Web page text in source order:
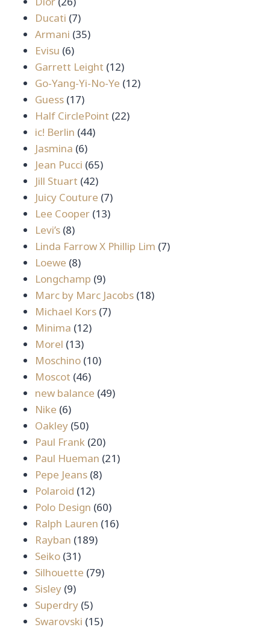
สินค้า
Ducati 77
สินค้า
Armani 3535
Evisu 66
สินค้า
Garrett Leight 1212
สินค้า
Go-Yang-Yi-No-Ye 1212
Guess 1717
สินค้า
Half CirclePoint 2222
ic! Berlin 4444
Jasmina 66
สินค้า
Jean Pucci 6565
Jill Stuart 4242
สินค้า
Juicy Couture 77
สินค้า
Lee Cooper 1313
Levi’s 88
สินค้า
Linda Farrow X Phillip Lim 77
Loewe 88
สินค้า
Longchamp 99
สินค้า
Marc by Marc Jacobs 1818
Michael Kors 77
Minima 1212
Morel 1313
สินค้า
Moschino 1010
Moscot 4646
สินค้า
new balance 4949
Nike 66
สินค้า
Oakley 5050
สินค้า
Paul Frank 2020
สินค้า
Paul Hueman 2121
Pepe Jeans 88
Polaroid 1212
สินค้า
Polo Design 6060
สินค้า
Ralph Lauren 1616
Rayban 189189
Seiko 3131
สินค้า
Silhouette 7979
Sisley 99
สินค้า
Superdry 55
สินค้า
Swarovski 1515